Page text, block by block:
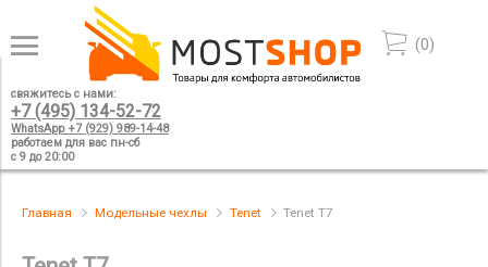
(0)
свяжитесь с нами:
+7 (495) 134-52-72
WhatsApp +7 (929) 989-14-48
работаем для вас пн-сб
с 9 до 20:00
Главная Модельные чехлы Tenet Tenet T7